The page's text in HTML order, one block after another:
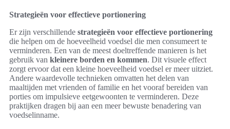
Strategieën voor effectieve portionering
Er zijn verschillende strategieën voor effectieve portionering
die helpen om de hoeveelheid voedsel die men consumeert te
verminderen. Een van de meest doeltreffende manieren is het
gebruik van kleinere borden en kommen. Dit visuele effect
zorgt ervoor dat een kleine hoeveelheid voedsel er meer uitziet.
Andere waardevolle technieken omvatten het delen van
maaltijden met vrienden of familie en het vooraf bereiden van
porties om impulsieve eetgewoonten te verminderen. Deze
praktijken dragen bij aan een meer bewuste benadering van
voedselinname.